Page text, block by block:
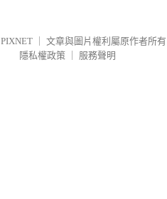
PIXNET
文章與圖片權利屬原作者所有
隱私權政策
服務聲明